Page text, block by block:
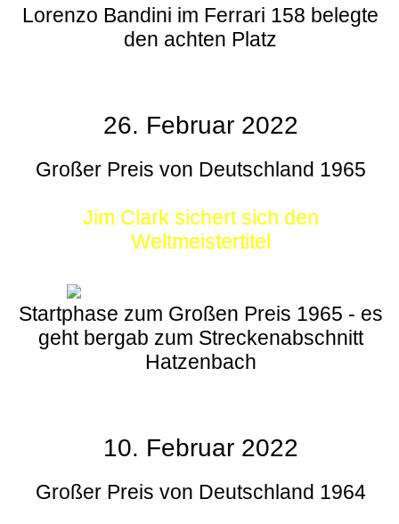
Lorenzo Bandini im Ferrari 158 belegte
den achten Platz
26. Februar 2022
Großer Preis von Deutschland 1965
Jim Clark sichert sich den
Weltmeistertitel
Startphase zum Großen Preis 1965 - es
geht bergab zum Streckenabschnitt
Hatzenbach
10. Februar 2022
Großer Preis von Deutschland 1964